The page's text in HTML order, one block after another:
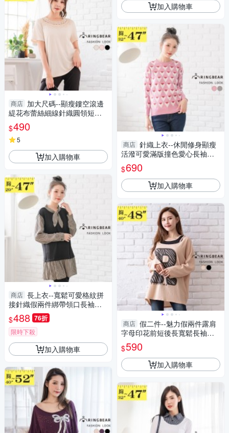
商店 加大尺碼--顯瘦鏤空滾邊
緹花布蕾絲細線針織圓領短袖
上衣(黑.粉.米L-3L)-U614眼圈
熊中大尺碼
$490
5
加入購物車
商店 長上衣--寬鬆可愛格紋拼
接針織假兩件綁帶領口長袖長
版上衣(黑L-3L)-X279眼圈熊中
大尺碼
$488 76折
限時下殺
加入購物車
加入購物車
商店 針織上衣--休閒修身顯瘦
活潑可愛滿版撞色愛心長袖針
織毛衣(紅.綠M-3L)-X397眼圈
熊中大尺碼
$690
加入購物車
商店 假二件--魅力假兩件露肩
字母印花前短後長寬鬆長袖上
衣(黑.卡其3L-4L)-X588眼圈熊
中大尺碼
$590
加入購物車